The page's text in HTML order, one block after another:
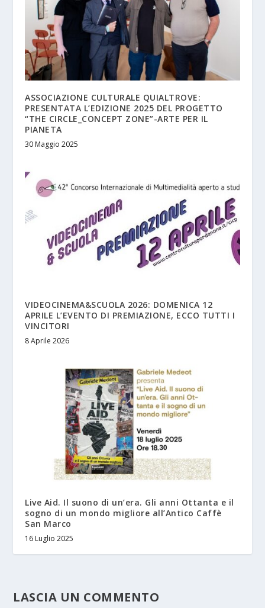
ASSOCIAZIONE CULTURALE QUIALTROVE:
PRESENTATA L’EDIZIONE 2025 DEL PROGETTO
“THE CIRCLE_CONCEPT ZONE”-ARTE PER IL
PIANETA
30 Maggio 2025
VIDEOCINEMA&SCUOLA 2026: DOMENICA 12
APRILE L’EVENTO DI PREMIAZIONE, ECCO TUTTI I
VINCITORI
8 Aprile 2026
Live Aid. Il suono di un’era. Gli anni Ottanta e il
sogno di un mondo migliore all’Antico Caffè
San Marco
16 Luglio 2025
LASCIA UN COMMENTO